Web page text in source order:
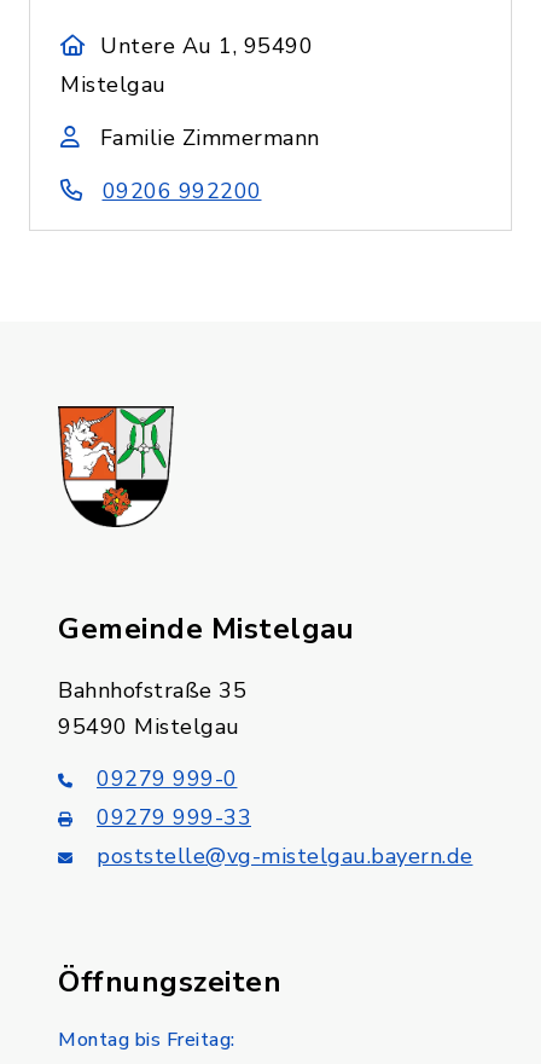
Untere Au 1, 95490
Mistelgau
Familie Zimmermann
09206 992200
Gemeinde Mistelgau
Bahnhofstraße 35
95490 Mistelgau
09279 999-0
09279 999-33
poststelle@vg-mistelgau.bayern.de
Öffnungszeiten
Montag bis Freitag: